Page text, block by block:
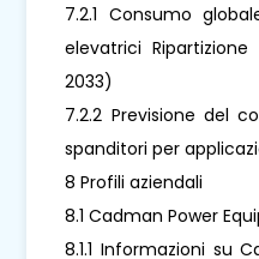
7.2.1 Consumo
elevatrici
2033)
7.2.2 Previsione del
spanditori per
8 Profili aziendali
8.1 Cadman Power
8.1.1 Informazioni su